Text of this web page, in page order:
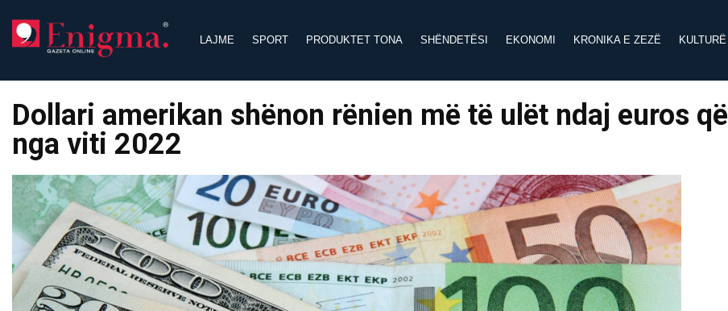
content
LAJME SPORT PRODUKTET TONA SHËNDETËSI EKONOMI KRONIKA E ZEZË KULTURË
Dollari amerikan shënon rënien më të ulët ndaj euros që
nga viti 2022